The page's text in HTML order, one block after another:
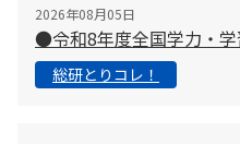
2026年08月05日
●令和8年度全国学力・
総研とりコレ！